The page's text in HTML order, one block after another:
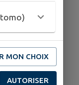
MON CHOIX
AUTORISER